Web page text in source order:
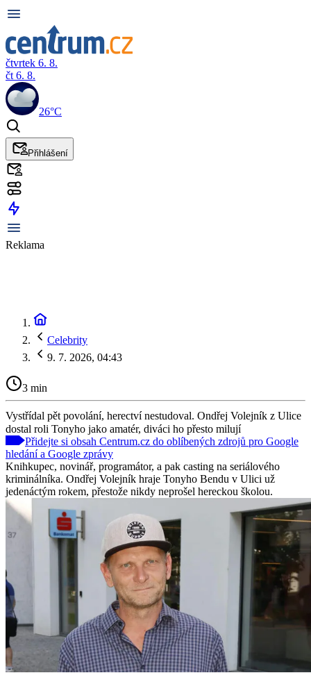
čtvrtek 6. 8.
čt 6. 8.
26°C
Přihlášení
Reklama
Celebrity
9. 7. 2026, 04:43
3 min
Vystřídal pět povolání, herectví nestudoval. Ondřej Volejník z Ulice
dostal roli Tonyho jako amatér, diváci ho přesto milují
Přidejte si obsah Centrum.cz do oblíbených zdrojů pro Google
hledání a Google zprávy
Knihkupec, novinář, programátor, a pak casting na seriálového
kriminálníka. Ondřej Volejník hraje Tonyho Bendu v Ulici už
jedenáctým rokem, přestože nikdy neprošel hereckou školou.